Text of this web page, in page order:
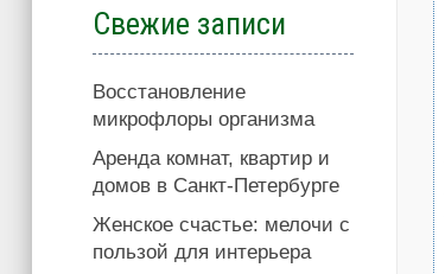
Свежие записи
Восстановление
микрофлоры организма
Аренда комнат, квартир и
домов в Санкт-Петербурге
Женское счастье: мелочи с
пользой для интерьера